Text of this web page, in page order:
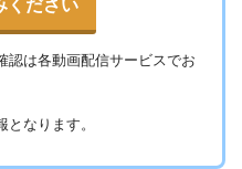
」をクリック、auかん
し「同意する
ください
認は各動画配信サービスでお
なります。